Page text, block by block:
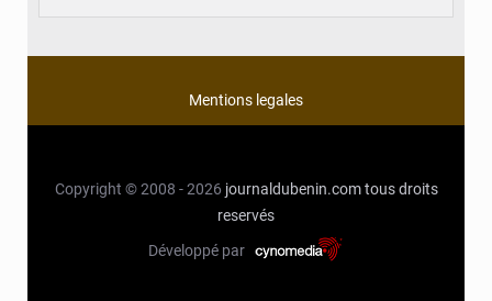
Mentions legales
Copyright © 2008 - 2026 journaldubenin.com tous droits
reservés
Développé par